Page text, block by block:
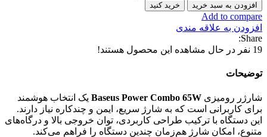
افزودن به سبد خرید خرید کنید
Add to compare
افزودن به علاقه مندی
Share:
19 نفر در حال مشاهده این محصول هستند!
توضیحات
شارژر رومیزی Baseus Power Combo 65W یک انتخاب هوشمند
برای کاربرانی است که به شارژ سریع، ایمن و چندکاره نیاز دارند.
این دستگاه با ترکیب طراحی کاربردی، توان خروجی بالا و درگاه‌های
متنوع، امکان شارژ هم‌زمان چندین دستگاه را فراهم می‌کند.